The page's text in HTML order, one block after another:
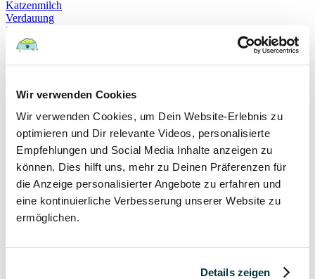
Wir verwenden Cookies
Wir verwenden Cookies, um Dein Website-Erlebnis zu
optimieren und Dir relevante Videos, personalisierte
Empfehlungen und Social Media Inhalte anzeigen zu
können. Dies hilft uns, mehr zu Deinen Präferenzen für
die Anzeige personalisierter Angebote zu erfahren und
eine kontinuierliche Verbesserung unserer Website zu
ermöglichen.
Details zeigen
Katzenmilch
Verdauung
Beruhigung
Katzenverhalten
Schnurren
Selbstheilung
Hundeerziehung
Prüfung
Sachkundenachweis
Sozialverträglichkeit
Bloodhound
Hundesport
Mantrailing
Rettungshund
Schäferhund
Schweißhund
Niesen